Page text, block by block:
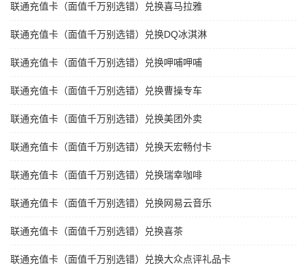
联通充值卡（面值千万别选错）兑换喜马拉雅
联通充值卡（面值千万别选错）兑换DQ冰淇淋
联通充值卡（面值千万别选错）兑换呷哺呷哺
联通充值卡（面值千万别选错）兑换曹操专车
联通充值卡（面值千万别选错）兑换美团外卖
联通充值卡（面值千万别选错）兑换天宏畅付卡
联通充值卡（面值千万别选错）兑换瑞幸咖啡
联通充值卡（面值千万别选错）兑换网易云音乐
联通充值卡（面值千万别选错）兑换喜茶
联通充值卡（面值千万别选错）兑换大众点评礼品卡